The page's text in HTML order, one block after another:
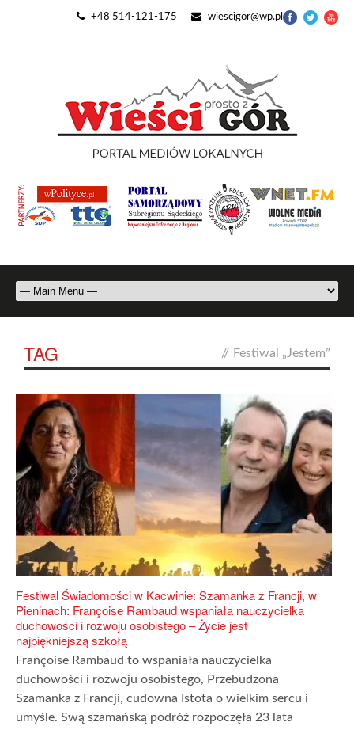
+48 514-121-175 wiescigor@wp.pl
TAG // Festiwal „Jestem”
Festiwal Świadomości w Kacwinie: Szamanka z Francji, w
Pieninach: Françoise Rambaud wspaniała nauczycielka
duchowości i rozwoju osobistego – Życie jest
najpiękniejszą szkołą
Françoise Rambaud to wspaniała nauczycielka
duchowości i rozwoju osobistego, Przebudzona
Szamanka z Francji, cudowna Istota o wielkim sercu i
umyśle. Swą szamańską podróż rozpoczęła 23 lata